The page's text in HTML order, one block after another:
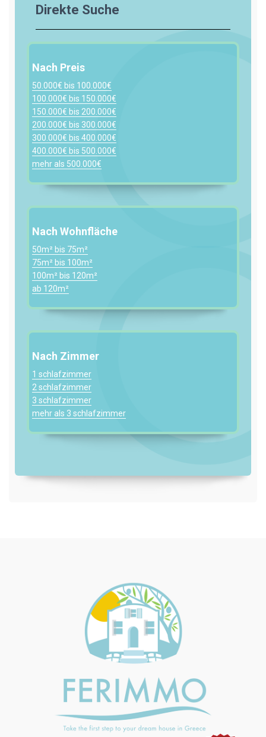
Direkte Suche
Nach Preis
50.000€ bis 100.000€
100.000€ bis 150.000€
150.000€ bis 200.000€
200.000€ bis 300.000€
300.000€ bis 400.000€
400.000€ bis 500.000€
mehr als 500.000€
Nach Wohnfläche
50m² bis 75m²
75m² bis 100m²
100m² bis 120m²
ab 120m²
Nach Zimmer
1 schlafzimmer
2 schlafzimmer
3 schlafzimmer
mehr als 3 schlafzimmer